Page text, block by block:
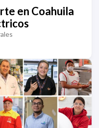
en Coahuila